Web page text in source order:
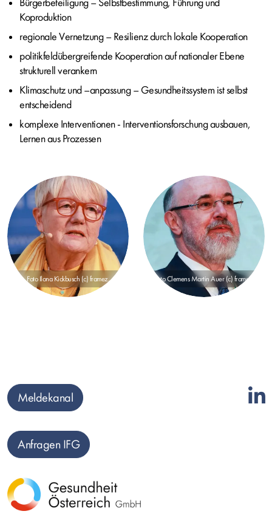
Bürgerbeteiligung – Selbstbestimmung, Führung und
Koproduktion
regionale Vernetzung – Resilienz durch lokale Kooperation
politikfeldübergreifende Kooperation auf nationaler Ebene
strukturell verankern
Klimaschutz und –anpassung – Gesundheitssystem ist selbst
entscheidend
komplexe Interventionen - Interventionsforschung ausbauen,
Lernen aus Prozessen
Foto Ilona Kickbusch (c) framez. Foto Clemens Martin Auer (c) framez.
Meldekanal
Anfragen IFG